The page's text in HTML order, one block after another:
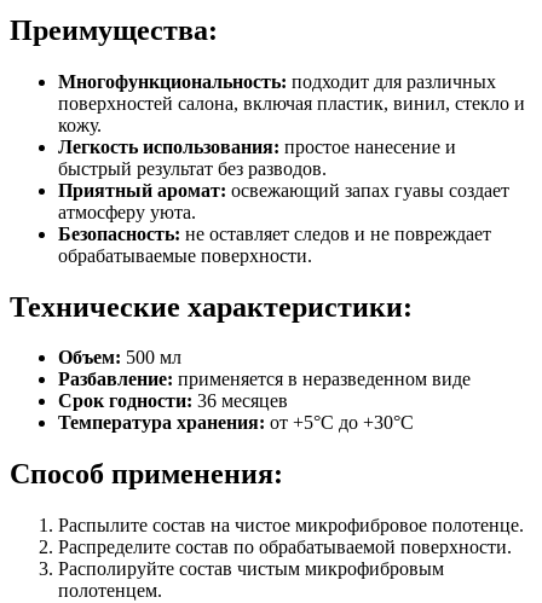
Преимущества:
Многофункциональность: подходит для различных
поверхностей салона, включая пластик, винил, стекло и
кожу.
Легкость использования: простое нанесение и
быстрый результат без разводов.
Приятный аромат: освежающий запах гуавы создает
атмосферу уюта.
Безопасность: не оставляет следов и не повреждает
обрабатываемые поверхности.
Технические характеристики:
Объем: 500 мл
Разбавление: применяется в неразведенном виде
Срок годности: 36 месяцев
Температура хранения: от +5°C до +30°C
Способ применения:
Распылите состав на чистое микрофибровое полотенце.
Распределите состав по обрабатываемой поверхности.
Располируйте состав чистым микрофибровым
полотенцем.